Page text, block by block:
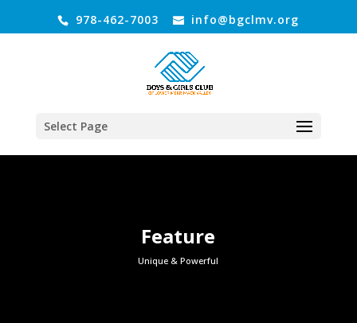
978-462-7003 info@bgclmv.org
Select Page
Feature
Unique & Powerful